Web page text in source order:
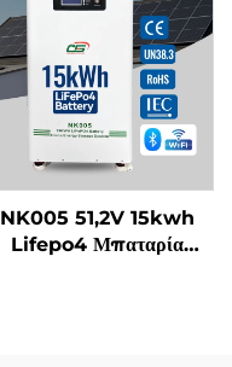
Ενέργειας για Σπίτι
NK005 51,2V 15kwh
Lifepo4 Μπαταρία